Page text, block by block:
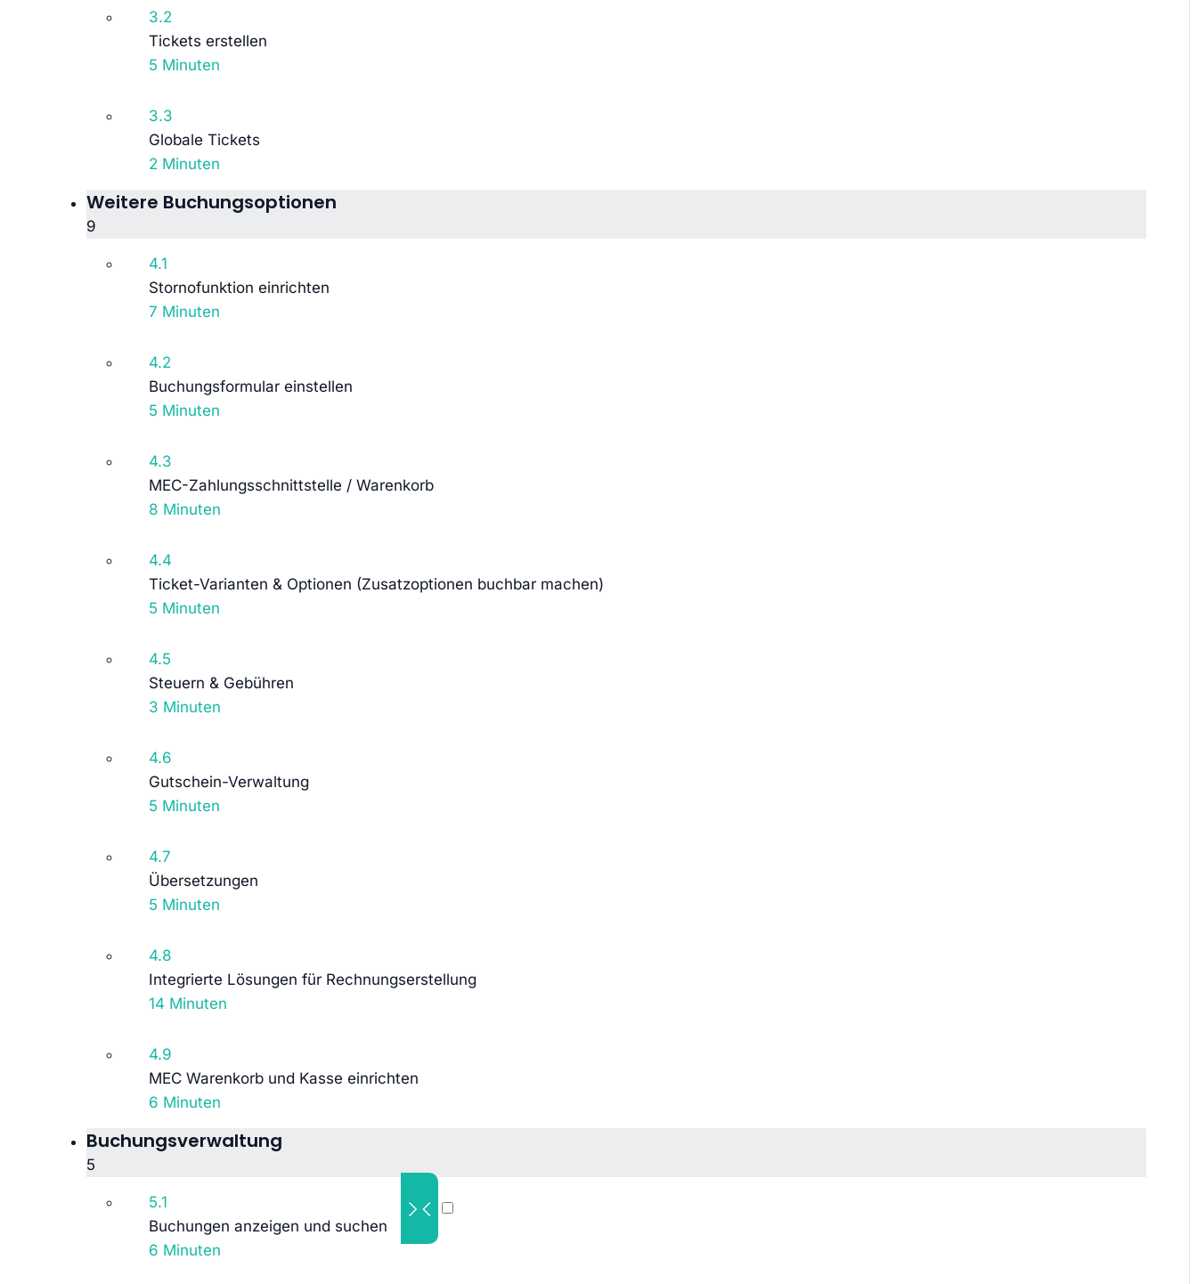
3.2
Tickets erstellen
5 Minuten
3.3
Globale Tickets
2 Minuten
Weitere Buchungsoptionen
9
4.1
Stornofunktion einrichten
7 Minuten
4.2
Buchungsformular einstellen
5 Minuten
4.3
MEC-Zahlungsschnittstelle / Warenkorb
8 Minuten
4.4
Ticket-Varianten & Optionen (Zusatzoptionen buchbar machen)
5 Minuten
4.5
Steuern & Gebühren
3 Minuten
4.6
Gutschein-Verwaltung
5 Minuten
4.7
Übersetzungen
5 Minuten
4.8
Integrierte Lösungen für Rechnungserstellung
14 Minuten
4.9
MEC Warenkorb und Kasse einrichten
6 Minuten
Buchungsverwaltung
5
5.1
Buchungen anzeigen und suchen
6 Minuten